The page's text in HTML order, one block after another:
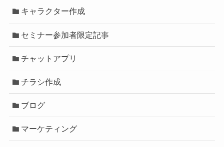
キャラクター作成
セミナー参加者限定記事
チャットアプリ
チラシ作成
ブログ
マーケティング